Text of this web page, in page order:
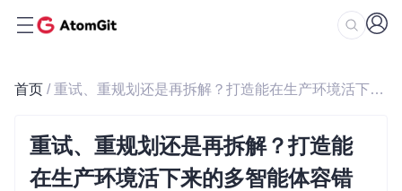
首页 / 重试、重规划还是再拆解？打造能在生产环境活下来的多智能体容错管线
重试、重规划还是再拆解？打造能
在生产环境活下来的多智能体容错